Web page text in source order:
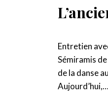
Entretien
Sémiramis
de la danse
Aujourd’hui,…